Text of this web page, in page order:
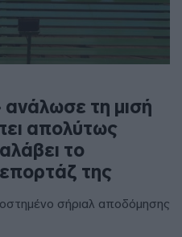
τη μισή
απολύτως
το
της
σήριαλ αποδόμησης